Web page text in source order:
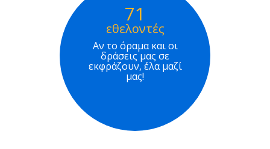
71
εθελοντές
Αν το όραμα και οι
δράσεις μας σε
εκφράζουν, έλα μαζί
μας!